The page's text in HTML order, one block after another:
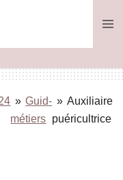
» Guid-
métiers
» Auxiliaire
puéricultrice